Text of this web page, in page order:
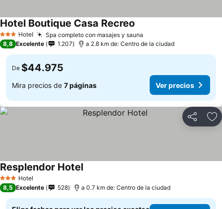
3 Estrellas
Hotel Spa completo con masajes y sauna
Hotel Boutique Casa Recreo
8,8 Excelente 1.207 a 2.8 km de: Centro de la ciudad
De $44.975
Mira precios de 7 páginas Ver precios
Compartir
3 Estrellas
Hotel
Resplendor HotelVer precios
8,5 Excelente 528 a 0.7 km de: Centro de la ciudad